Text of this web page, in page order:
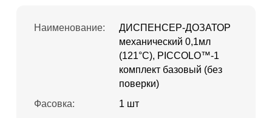
Наименование:
ДИСПЕНСЕР-ДОЗАТОР
механический 0,1мл
(121°С), PICCOLO™-1
комплект базовый (без
поверки)
Фасовка:
1 шт